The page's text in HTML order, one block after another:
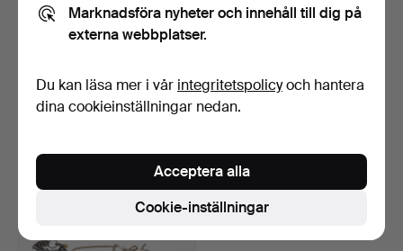
Klubbades 13 feb 2026
delar.
Klubbades 29 nov 2025
Marknadsföra nyheter och innehåll till dig på
externa webbplatser.
Du kan läsa mer i vår integritetspolicyoch hantera
dina cookieinställningar nedan.
Cookie-inställningar
Acceptera alla